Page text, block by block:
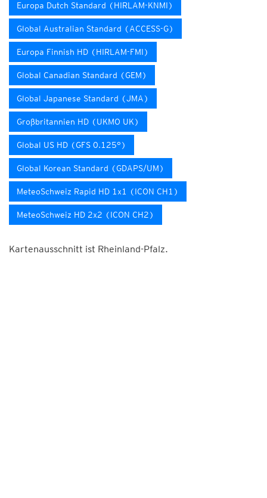
Europa Dutch Standard (HIRLAM-KNMI)
Global Australian Standard (ACCESS-G)
Europa Finnish HD (HIRLAM-FMI)
Global Canadian Standard (GEM)
Global Japanese Standard (JMA)
Großbritannien HD (UKMO UK)
Global US HD (GFS 0.125°)
Global Korean Standard (GDAPS/UM)
MeteoSchweiz Rapid HD 1x1 (ICON CH1)
MeteoSchweiz HD 2x2 (ICON CH2)
Kartenausschnitt ist Rheinland-Pfalz.